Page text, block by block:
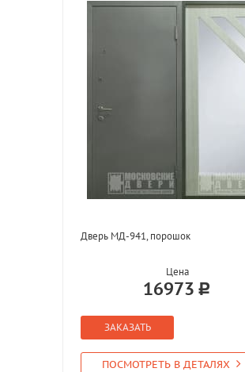
Дверь МД-941, порошок
Цена
16973
ЗАКАЗАТЬ
ПОСМОТРЕТЬ В ДЕТАЛЯХ